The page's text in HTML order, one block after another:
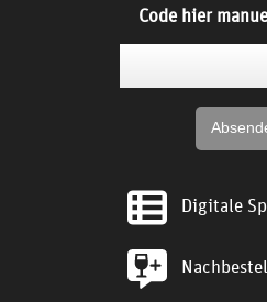
Code hier
Digitale